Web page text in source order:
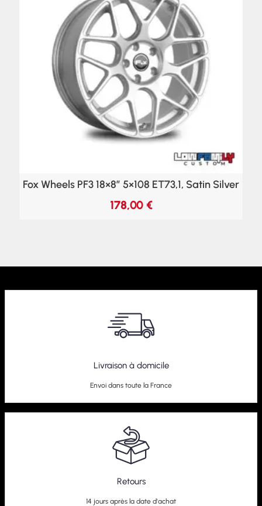
Fox Wheels PF3 18×8″ 5×108 ET73,1, Satin Silver
178,00 €
Livraison à domicile
Envoi dans toute la France
Retours
14 jours après la date d'achat